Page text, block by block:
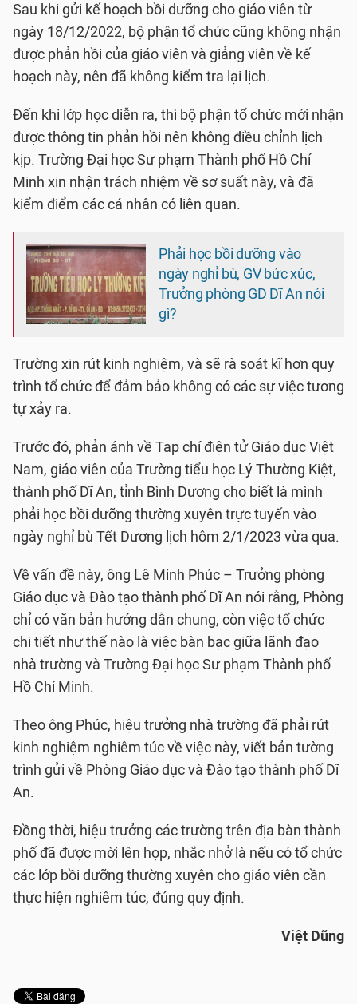
Sau khi gửi kế hoạch bồi dưỡng cho giáo viên từ
ngày 18/12/2022, bộ phận tổ chức cũng không nhận
được phản hồi của giáo viên và giảng viên về kế
hoạch này, nên đã không kiểm tra lại lịch.
Đến khi lớp học diễn ra, thì bộ phận tổ chức mới nhận
được thông tin phản hồi nên không điều chỉnh lịch
kịp. Trường Đại học Sư phạm Thành phố Hồ Chí
Minh xin nhận trách nhiệm về sơ suất này, và đã
kiểm điểm các cá nhân có liên quan.
Phải học bồi dưỡng vào
ngày nghỉ bù, GV bức xúc,
Trưởng phòng GD Dĩ An nói
gì?
Trường xin rút kinh nghiệm, và sẽ rà soát kĩ hơn quy
trình tổ chức để đảm bảo không có các sự việc tương
tự xảy ra.
Trước đó, phản ánh về Tạp chí điện tử Giáo dục Việt
Nam, giáo viên của Trường tiểu học Lý Thường Kiệt,
thành phố Dĩ An, tỉnh Bình Dương cho biết là mình
phải học bồi dưỡng thường xuyên trực tuyến vào
ngày nghỉ bù Tết Dương lịch hôm 2/1/2023 vừa qua.
Về vấn đề này, ông Lê Minh Phúc – Trưởng phòng
Giáo dục và Đào tạo thành phố Dĩ An nói rằng, Phòng
chỉ có văn bản hướng dẫn chung, còn việc tổ chức
chi tiết như thế nào là việc bàn bạc giữa lãnh đạo
nhà trường và Trường Đại học Sư phạm Thành phố
Hồ Chí Minh.
Theo ông Phúc, hiệu trưởng nhà trường đã phải rút
kinh nghiệm nghiêm túc về việc này, viết bản tường
trình gửi về Phòng Giáo dục và Đào tạo thành phố Dĩ
An.
Đồng thời, hiệu trưởng các trường trên địa bàn thành
phố đã được mời lên họp, nhắc nhở là nếu có tổ chức
các lớp bồi dưỡng thường xuyên cho giáo viên cần
thực hiện nghiêm túc, đúng quy định.
Việt Dũng